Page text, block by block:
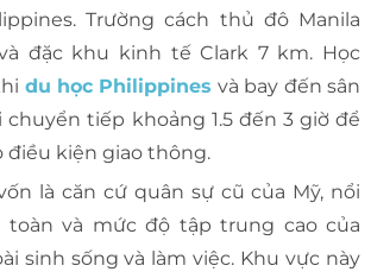
Trường cách thủ đô Manila
đặc khu kinh tế Clark 7 km. Học
du học Philippines và bay đến sân
chuyển tiếp khoảng 1.5 đến 3 giờ để
điều kiện giao thông.
là căn cứ quân sự cũ của Mỹ, nổi
toàn và mức độ tập trung cao của
sinh sống và làm việc. Khu vực này